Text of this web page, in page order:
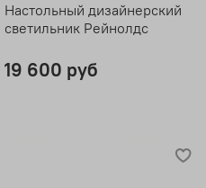
Настольный дизайнерский
светильник Рейнолдс
19 600 руб